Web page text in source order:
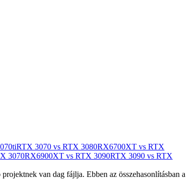
RTX 3070 vs RTX 3080RX6700XT vs RTX
3070RX6900XT vs RTX 3090RTX 3090 vs RTX
van dag fájlja. Ebben az összehasonlításban a